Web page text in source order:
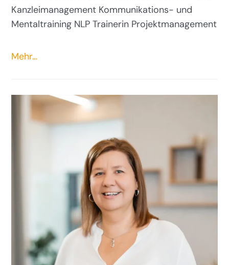
Kanzleimanagement Kommunikations- und
Mentaltraining NLP Trainerin Projektmanagement
Mehr…